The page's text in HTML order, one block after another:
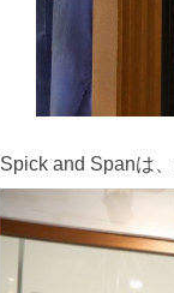
Spick and Spanは、